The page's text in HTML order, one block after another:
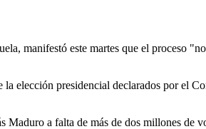
manifestó este martes que el proceso
la elección presidencial declarados por el
a falta de más de dos millones de